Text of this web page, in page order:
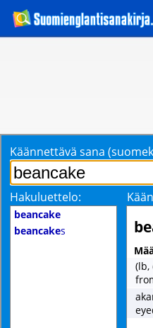
Käännettävä sana
Hakuluettelo:
beancake
beancakes
(lb,